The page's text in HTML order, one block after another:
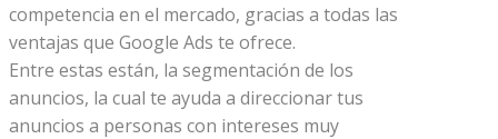
competencia en el mercado, gracias a todas las
ventajas que Google Ads te ofrece.
Entre estas están, la segmentación de los
anuncios, la cual te ayuda a direccionar tus
anuncios a personas con intereses muy